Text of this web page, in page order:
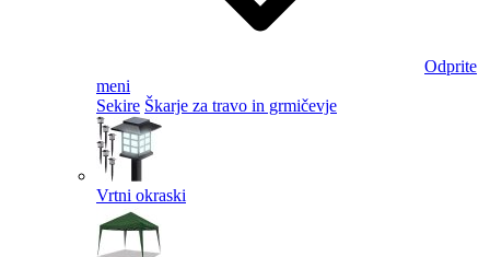
Odprite
meni
Sekire Škarje za travo in grmičevje
Vrtni okraski